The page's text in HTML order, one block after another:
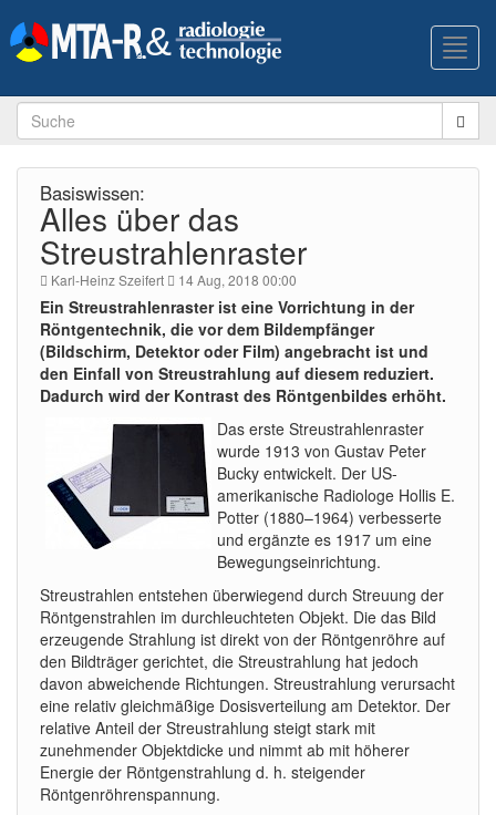
Basiswissen:
Alles über das
Streustrahlenraster
Karl-Heinz Szeifert 14 Aug, 2018 00:00
Ein Streustrahlenraster ist eine Vorrichtung in der
Röntgentechnik, die vor dem Bildempfänger
(Bildschirm, Detektor oder Film) angebracht ist und
den Einfall von Streustrahlung auf diesem reduziert.
Dadurch wird der Kontrast des Röntgenbildes erhöht.
Das erste Streustrahlenraster
wurde 1913 von Gustav Peter
Bucky entwickelt. Der US-
amerikanische Radiologe Hollis E.
Potter (1880–1964) verbesserte
und ergänzte es 1917 um eine
Bewegungseinrichtung.
Streustrahlen entstehen überwiegend durch Streuung der
Röntgenstrahlen im durchleuchteten Objekt. Die das Bild
erzeugende Strahlung ist direkt von der Röntgenröhre auf
den Bildträger gerichtet, die Streustrahlung hat jedoch
davon abweichende Richtungen. Streustrahlung verursacht
eine relativ gleichmäßige Dosisverteilung am Detektor. Der
relative Anteil der Streustrahlung steigt stark mit
zunehmender Objektdicke und nimmt ab mit höherer
Energie der Röntgenstrahlung d. h. steigender
Röntgenröhrenspannung.